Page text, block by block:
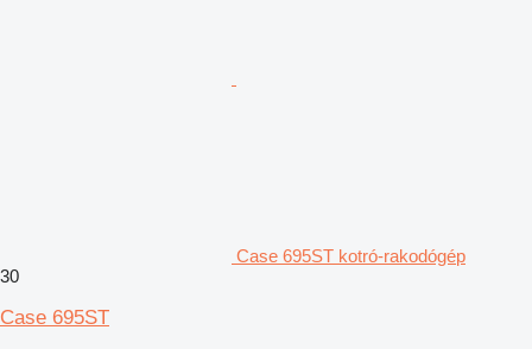
Case 695ST kotró-rakodógép
30
Case 695ST